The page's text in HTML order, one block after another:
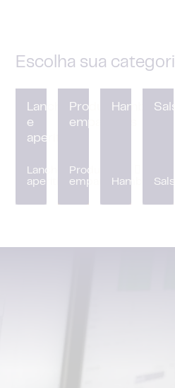
Escolha sua
Lanches
e
aperitivos
Lanches e
aperitivos
Produtos
empanados
Produtos
empanados